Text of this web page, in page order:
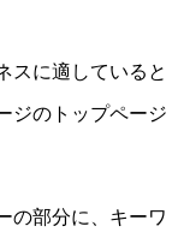
スに適していると
ジのトップページ
の部分に、キーワ